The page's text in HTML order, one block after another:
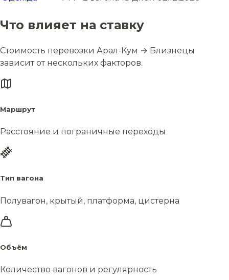
Что влияет на ставку
Стоимость перевозки Арал-Кум → Близнецы
зависит от нескольких факторов.
Маршрут
Расстояние и пограничные переходы
Тип вагона
Полувагон, крытый, платформа, цистерна
Объём
Количество вагонов и регулярность